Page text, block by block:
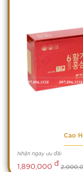
Cao
Nhận ngay ưu đãi
1,890,000 đ